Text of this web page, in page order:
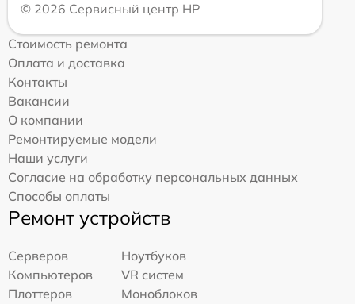
© 2026 Сервисный центр HP
Стоимость ремонта
Оплата и доставка
Контакты
Вакансии
О компании
Ремонтируемые модели
Наши услуги
Согласие на обработку персональных данных
Способы оплаты
Ремонт устройств
Серверов
Ноутбуков
Компьютеров
VR систем
Плоттеров
Моноблоков